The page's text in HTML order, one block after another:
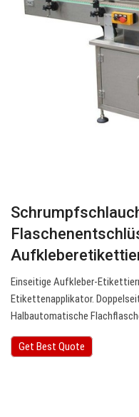
Einseitige Aufkleber-
Etikettenapplikator.
Halbautomatische
Get Best Quote